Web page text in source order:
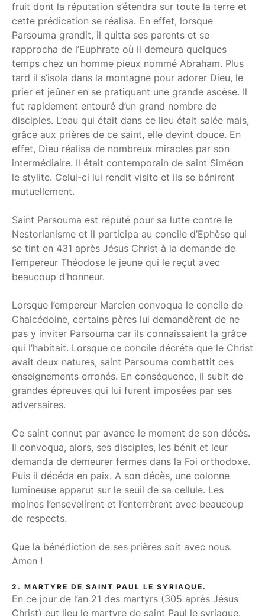
fruit dont la réputation s’étendra sur toute la terre et
cette prédication se réalisa. En effet, lorsque
Parsouma grandit, il quitta ses parents et se
rapprocha de l’Euphrate où il demeura quelques
temps chez un homme pieux nommé Abraham. Plus
tard il s’isola dans la montagne pour adorer Dieu, le
prier et jeûner en se pratiquant une grande ascèse. Il
fut rapidement entouré d’un grand nombre de
disciples. L’eau qui était dans ce lieu était salée mais,
grâce aux prières de ce saint, elle devint douce. En
effet, Dieu réalisa de nombreux miracles par son
intermédiaire. Il était contemporain de saint Siméon
le stylite. Celui-ci lui rendit visite et ils se bénirent
mutuellement.
Saint Parsouma est réputé pour sa lutte contre le
Nestorianisme et il participa au concile d’Ephèse qui
se tint en 431 après Jésus Christ à la demande de
l’empereur Théodose le jeune qui le reçut avec
beaucoup d’honneur.
Lorsque l’empereur Marcien convoqua le concile de
Chalcédoine, certains pères lui demandèrent de ne
pas y inviter Parsouma car ils connaissaient la grâce
qui l’habitait. Lorsque ce concile décréta que le Christ
avait deux natures, saint Parsouma combattit ces
enseignements erronés. En conséquence, il subit de
grandes épreuves qui lui furent imposées par ses
adversaires.
Ce saint connut par avance le moment de son décès.
Il convoqua, alors, ses disciples, les bénit et leur
demanda de demeurer fermes dans la Foi orthodoxe.
Puis il décéda en paix. A son décès, une colonne
lumineuse apparut sur le seuil de sa cellule. Les
moines l’ensevelirent et l’enterrèrent avec beaucoup
de respects.
Que la bénédiction de ses prières soit avec nous.
Amen !
2. MARTYRE DE SAINT PAUL LE SYRIAQUE.
En ce jour de l’an 21 des martyrs (305 après Jésus
Christ) eut lieu le martyre de saint Paul le syriaque.